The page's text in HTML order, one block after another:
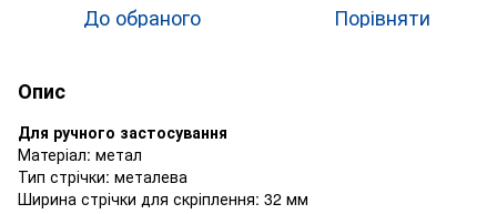
До обраного Порівняти
Опис
Для ручного застосування
Матеріал: метал
Тип стрічки: металева
Ширина стрічки для скріплення: 32 мм